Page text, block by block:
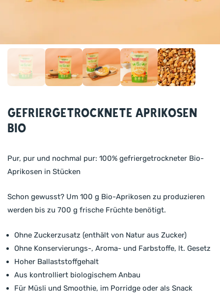
Gefriergetrocknete Aprikosen
BIO
Pur, pur und nochmal pur: 100% gefriergetrockneter Bio-
Aprikosen in Stücken
Schon gewusst? Um 100 g Bio-Aprikosen zu produzieren
werden bis zu 700 g frische Früchte benötigt.
Ohne Zuckerzusatz (enthält von Natur aus Zucker)
Ohne Konservierungs-, Aroma- und Farbstoffe, lt. Gesetz
Hoher Ballaststoffgehalt
Aus kontrolliert biologischem Anbau
Für Müsli und Smoothie, im Porridge oder als Snack